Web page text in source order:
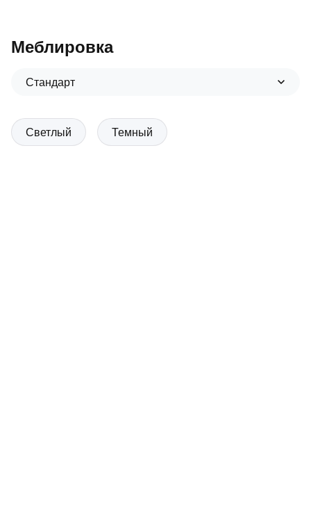
Меблировка
Стандарт
Светлый Темный